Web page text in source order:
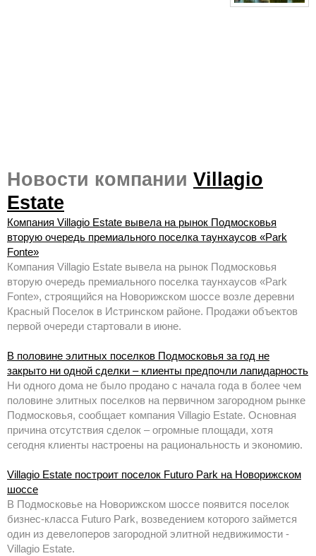
Новости компании Villagio
Estate
Компания Villagio Estate вывела на рынок Подмосковья
вторую очередь премиального поселка таунхаусов «Park
Fonte»
Компания Villagio Estate вывела на рынок Подмосковья
вторую очередь премиального поселка таунхаусов «Park
Fonte», строящийся на Новорижском шоссе возле деревни
Красный Поселок в Истринском районе. Продажи объектов
первой очереди стартовали в июне.
В половине элитных поселков Подмосковья за год не
закрыто ни одной сделки – клиенты предпочли лапидарность
Ни одного дома не было продано с начала года в более чем
половине элитных поселков на первичном загородном рынке
Подмосковья, сообщает компания Villagio Estate. Основная
причина отсутствия сделок – огромные площади, хотя
сегодня клиенты настроены на рациональность и экономию.
Villagio Estate построит поселок Futuro Park на Новорижском
шоссе
В Подмосковье на Новорижском шоссе появится поселок
бизнес-класса Futuro Park, возведением которого займется
один из девелоперов загородной элитной недвижимости -
Villagio Estate.